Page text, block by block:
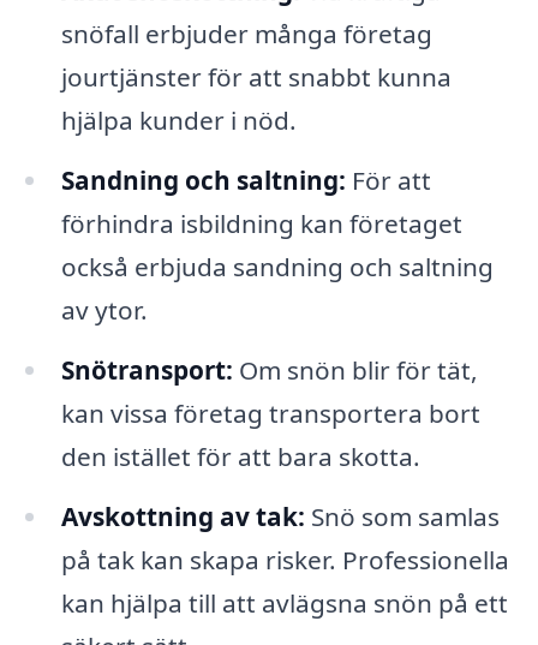
snöfall erbjuder många företag
jourtjänster för att snabbt kunna
hjälpa kunder i nöd.
Sandning och saltning: För att
förhindra isbildning kan företaget
också erbjuda sandning och saltning
av ytor.
Snötransport: Om snön blir för tät,
kan vissa företag transportera bort
den istället för att bara skotta.
Avskottning av tak: Snö som samlas
på tak kan skapa risker. Professionella
kan hjälpa till att avlägsna snön på ett